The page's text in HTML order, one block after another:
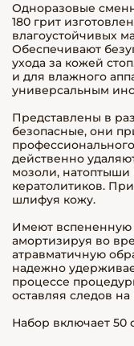
Одноразовые
180 грит
влагоустойчивых
Обеспечивают
ухода за кожей
и для влажного
универсальным
Представлены в
безопасные, они
действенно
мозоли,
кератолитиков.
шлифуя кожу.
Имеют вспененную
амортизируя во
атравматичную
надежно
процессе
оставляя следов на
Набор включает